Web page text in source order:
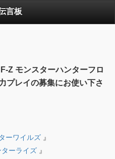
言板
Z モンスターハンターフロ
プレイの募集にお使い下さ
ーワイルズ 』
ーライズ 』